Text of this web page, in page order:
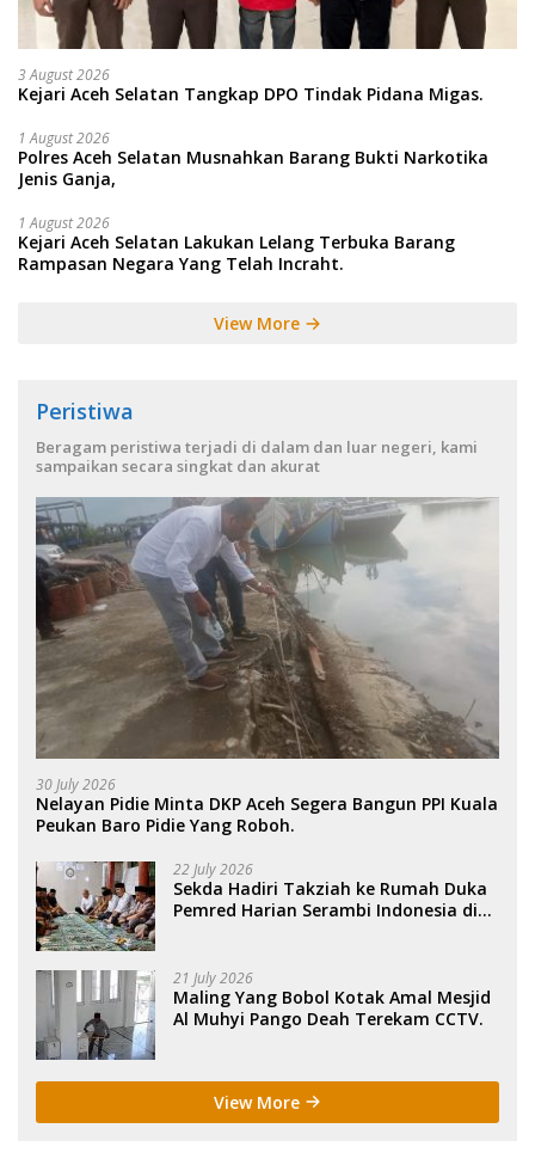
3 August 2026
Kejari Aceh Selatan Tangkap DPO Tindak Pidana Migas.
1 August 2026
Polres Aceh Selatan Musnahkan Barang Bukti Narkotika
Jenis Ganja,
1 August 2026
Kejari Aceh Selatan Lakukan Lelang Terbuka Barang
Rampasan Negara Yang Telah Incraht.
View More
Peristiwa
Beragam peristiwa terjadi di dalam dan luar negeri, kami
sampaikan secara singkat dan akurat
30 July 2026
Nelayan Pidie Minta DKP Aceh Segera Bangun PPI Kuala
Peukan Baro Pidie Yang Roboh.
22 July 2026
Sekda Hadiri Takziah ke Rumah Duka
Pemred Harian Serambi Indonesia di
21 July 2026
Maling Yang Bobol Kotak Amal Mesjid
Al Muhyi Pango Deah Terekam CCTV.
View More